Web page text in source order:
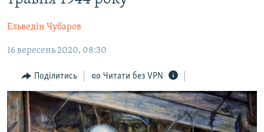
Перейти
до
ПОГЛЯД
ІНТЕРВ'Ю
ВСЕ ЗА ДЕНЬ
СПЕЦПРОЕКТИ
ДЕПОРТАЦІЯ
ЯК ОБІЙТИ БЛОКУВАННЯ
Ельведін Чубаров
16 вересень 2020, 08:30
Поділитись Читати без VPN